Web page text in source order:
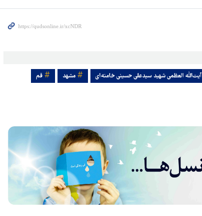
آیت‌الله العظمی شهید سیدعلی حسینی خامنه‌ای مشهد
قم